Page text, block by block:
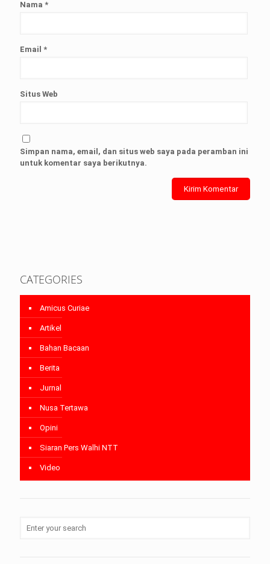
Nama *
Email *
Situs Web
Simpan nama, email, dan situs web saya pada peramban ini
untuk komentar saya berikutnya.
CATEGORIES
Amicus Curiae
Artikel
Bahan Bacaan
Berita
Jurnal
Nusa Tertawa
Opini
Siaran Pers Walhi NTT
Video